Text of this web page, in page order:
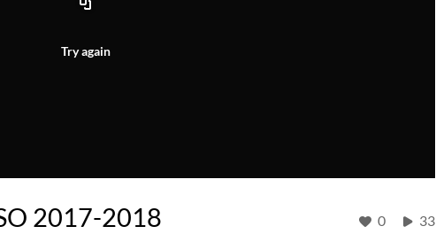
Try again
2017-2018 0 33